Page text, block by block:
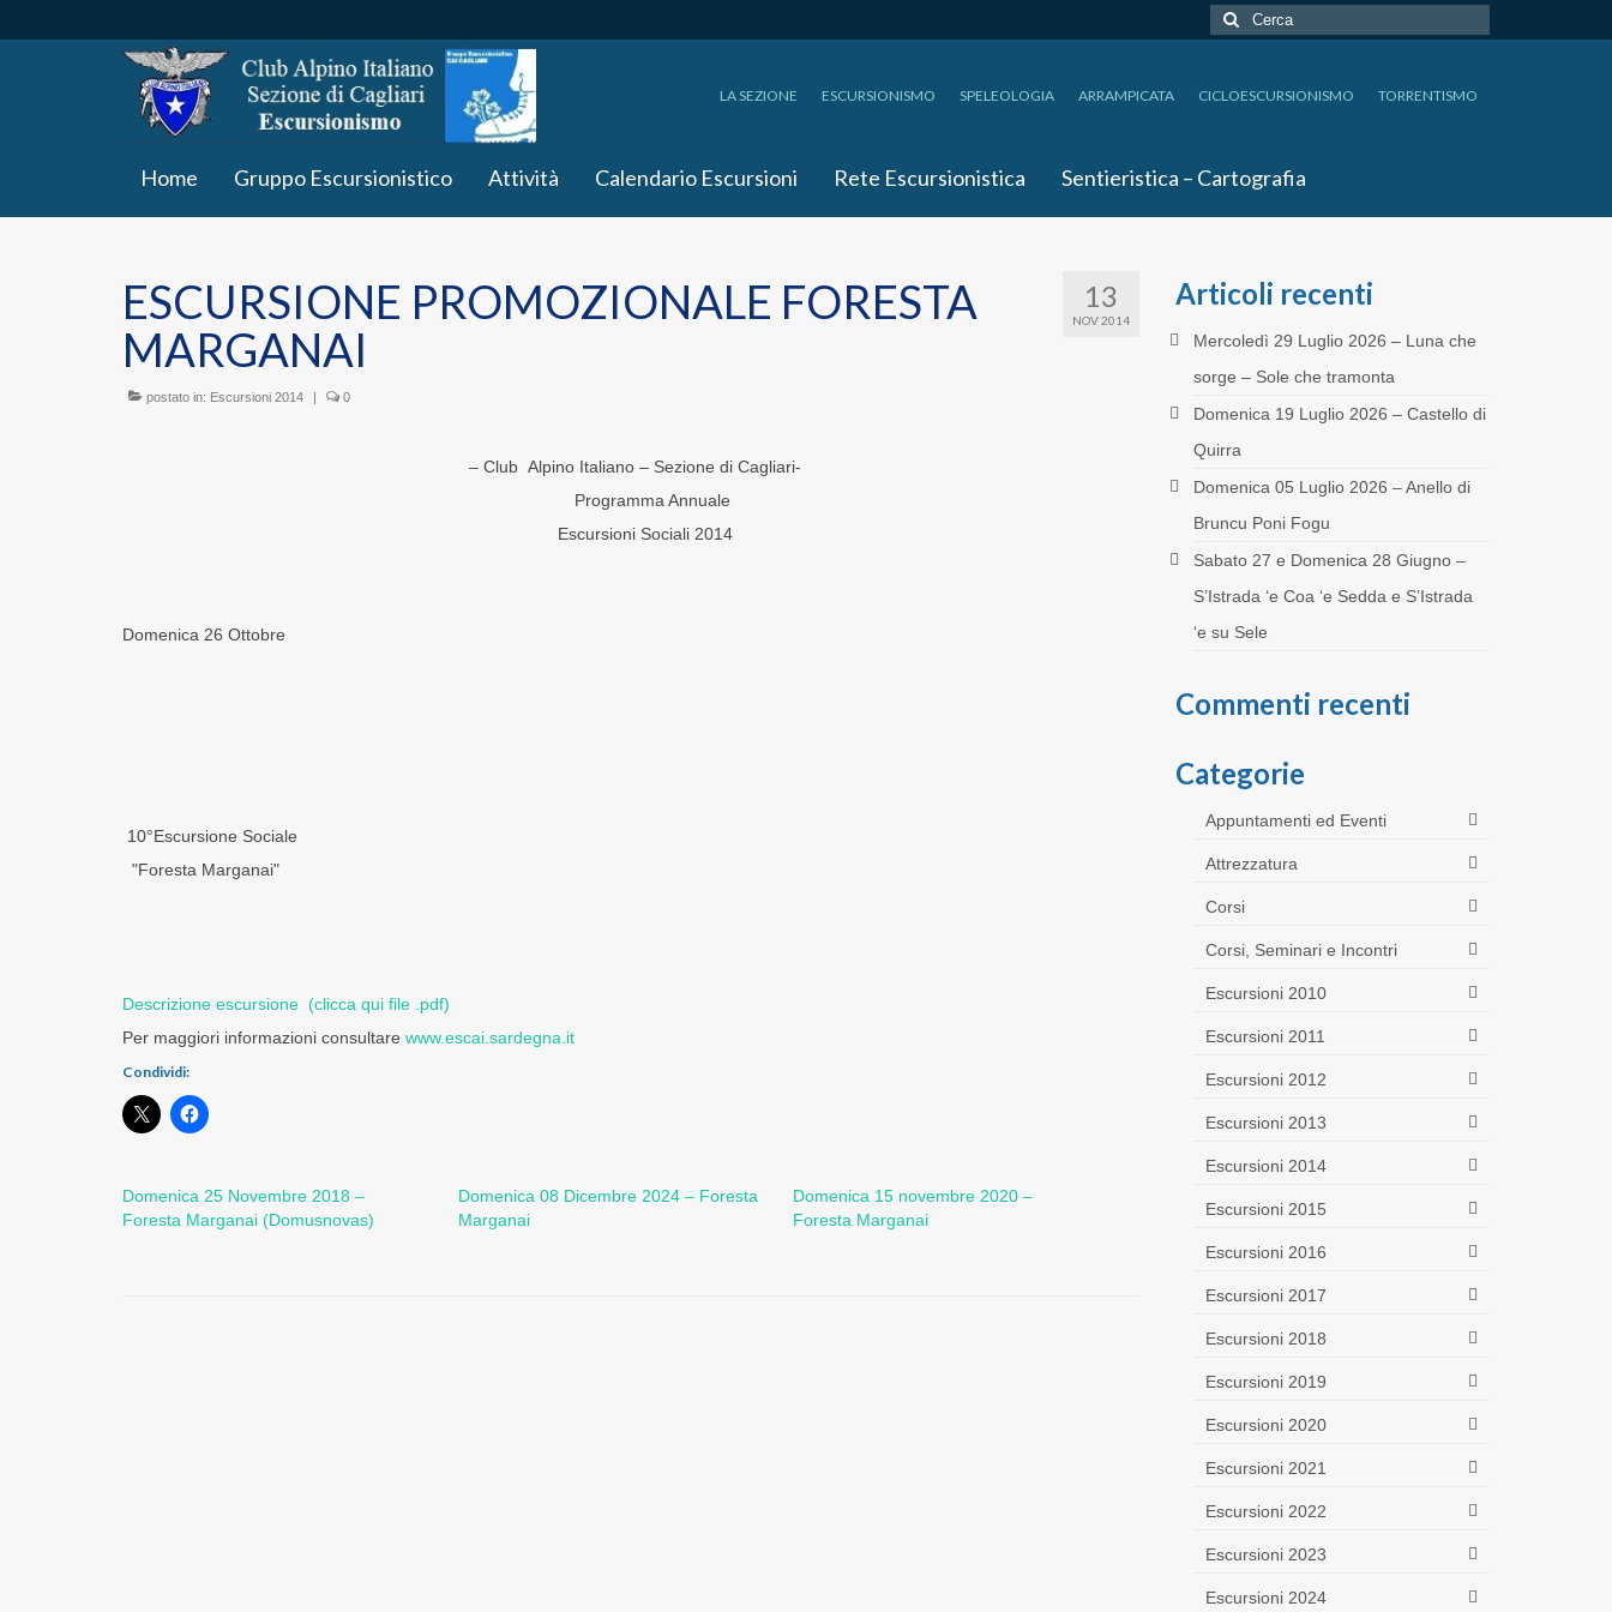
Cerca:
LA SEZIONE ESCURSIONISMO SPELEOLOGIA ARRAMPICATA CICLOESCURSIONISMO TORRENTISMO
Home Gruppo Escursionistico Attività Calendario Escursioni Rete Escursionistica Sentieristica – Cartografia
13
NOV 2014
ESCURSIONE PROMOZIONALE FORESTA
MARGANAI
postato in: Escursioni 2014 | 0
– Club Alpino Italiano – Sezione di Cagliari-
Programma Annuale
Escursioni Sociali 2014
Domenica 26 Ottobre
10°Escursione Sociale
"Foresta Marganai"
Descrizione escursione (clicca qui file .pdf)
Per maggiori informazioni consultare www.escai.sardegna.it
Condividi:
Domenica 25 Novembre 2018 –
Foresta Marganai (Domusnovas)
Domenica 08 Dicembre 2024 – Foresta
Marganai
Domenica 15 novembre 2020 –
Foresta Marganai
Articoli recenti
Mercoledì 29 Luglio 2026 – Luna che
sorge – Sole che tramonta
Domenica 19 Luglio 2026 – Castello di
Quirra
Domenica 05 Luglio 2026 – Anello di
Bruncu Poni Fogu
Sabato 27 e Domenica 28 Giugno –
S’Istrada ‘e Coa ‘e Sedda e S’Istrada
‘e su Sele
Commenti recenti
Categorie
Appuntamenti ed Eventi
Attrezzatura
Corsi
Corsi, Seminari e Incontri
Escursioni 2010
Escursioni 2011
Escursioni 2012
Escursioni 2013
Escursioni 2014
Escursioni 2015
Escursioni 2016
Escursioni 2017
Escursioni 2018
Escursioni 2019
Escursioni 2020
Escursioni 2021
Escursioni 2022
Escursioni 2023
Escursioni 2024